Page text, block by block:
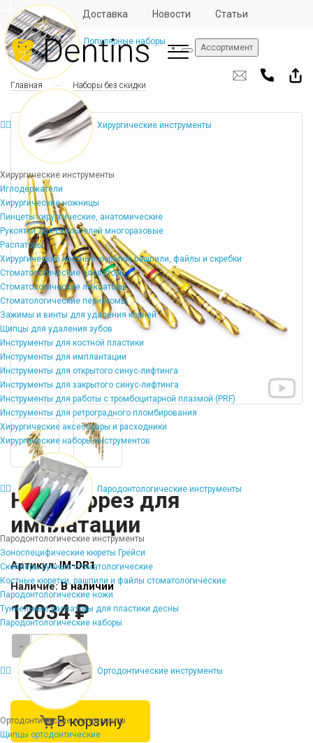
Отзывы Доставка Новости Статьи
Ассортимент
Популярные наборы
Хирургические инструменты
Хирургические инструменты
Иглодержатели
Хирургические ножницы
Пинцеты хирургические, анатомические
Рукоятки для скальпелей многоразовые
Распаторы
Хирургические костные кюретки, рашпили, файлы и скребки
Стоматологические элеваторы
Стоматологические люксаторы
Стоматологические периотомы
Зажимы и винты для удаления корней
Щипцы для удаления зубов
Инструменты для костной пластики
Инструменты для имплантации
Инструменты для открытого синус-лифтинга
Инструменты для закрытого синус-лифтинга
Инструменты для работы с тромбоцитарной плазмой (PRF)
Инструменты для ретроградного пломбирования
Хирургические аксессуары и расходники
Хирургические наборы инструментов
Пародонтологические инструменты
Пародонтологические инструменты
Зоноспецифические кюреты Грейси
Скейлеры ручные стоматологические
Костные кюретки, рашпили и файлы стоматологические
Пародонтологические ножи
Туннельные распаторы для пластики десны
Пародонтологические наборы
Ортодонтические инструменты
Ортодонтические инструменты
Щипцы ортодонтические
Главная Наборы без скидки
Набор фрез для
имплатации
Артикул:IM-DR1
Наличие:В наличии
12034 ₽
- +
В корзину